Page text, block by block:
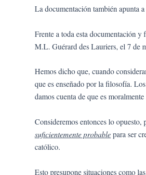
La documentación también apunta
Frente a toda esta documentación y
M.L. Guérard des Lauriers, el 7 de
Hemos dicho que, cuando
que es enseñado por la filosofía.
damos cuenta de que es
Consideremos entonces lo opuesto,
suficientemente probablepara ser
católico.
Esto presupone situaciones como